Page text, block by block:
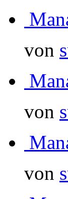
von
von
von